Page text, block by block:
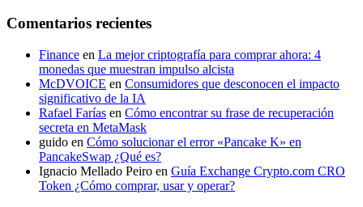
Comentarios recientes
Finance en La mejor criptografía para comprar ahora: 4
monedas que muestran impulso alcista
McDVOICE en Consumidores que desconocen el impacto
significativo de la IA
Rafael Farías en Cómo encontrar su frase de recuperación
secreta en MetaMask
guido en Cómo solucionar el error «Pancake K» en
PancakeSwap ¿Qué es?
Ignacio Mellado Peiro en Guía Exchange Crypto.com CRO
Token ¿Cómo comprar, usar y operar?